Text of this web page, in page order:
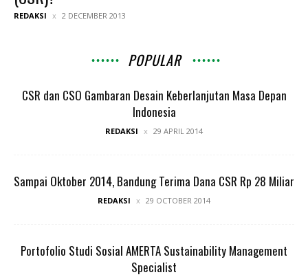
REDAKSI 2 DECEMBER 2013
POPULAR
CSR dan CSO Gambaran Desain Keberlanjutan Masa Depan
Indonesia
REDAKSI 29 APRIL 2014
Sampai Oktober 2014, Bandung Terima Dana CSR Rp 28 Miliar
REDAKSI 29 OCTOBER 2014
Portofolio Studi Sosial AMERTA Sustainability Management
Specialist